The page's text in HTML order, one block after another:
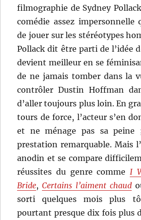
filmographie de Sydney
comédie assez impersonnelle
de jouer sur les stéréotypes
Pollack dit être parti de l’idée
devient meilleur en se
de ne jamais tomber dans la
contrôler Dustin Hoffman
d’aller toujours plus loin. En
tours de force, l’acteur s’en
et ne ménage pas sa
prestation remarquable. Mais
anodin et se compare
réussites du genre comme I
Bride,Certains l’aiment chaud
sorti quelques mois plus
pourtant presque dix fois plus